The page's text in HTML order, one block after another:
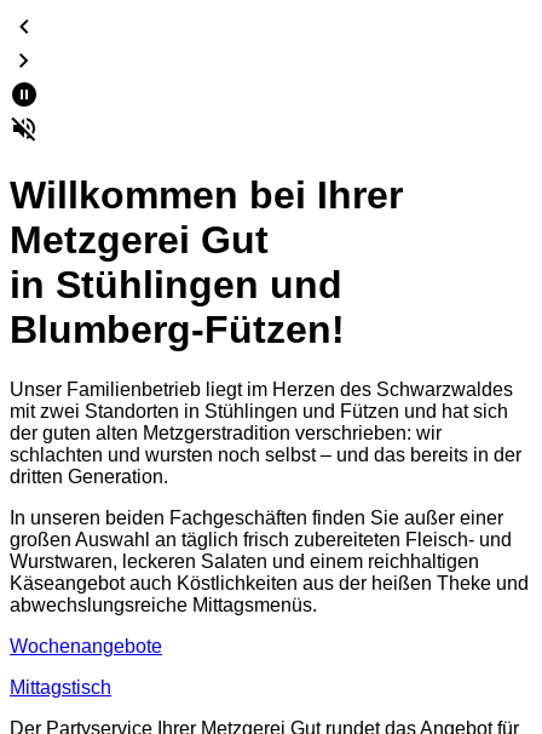
Willkommen bei Ihrer
Metzgerei Gut
in Stühlingen und
Blumberg-Fützen!
Unser Familienbetrieb liegt im Herzen des Schwarzwaldes
mit zwei Standorten in Stühlingen und Fützen und hat sich
der guten alten Metzgerstradition verschrieben: wir
schlachten und wursten noch selbst – und das bereits in der
dritten Generation.
In unseren beiden Fachgeschäften finden Sie außer einer
großen Auswahl an täglich frisch zubereiteten Fleisch- und
Wurstwaren, leckeren Salaten und einem reichhaltigen
Käseangebot auch Köstlichkeiten aus der heißen Theke und
abwechslungsreiche Mittagsmenüs.
Wochenangebote
Mittagstisch
Der Partyservice Ihrer Metzgerei Gut rundet das Angebot für